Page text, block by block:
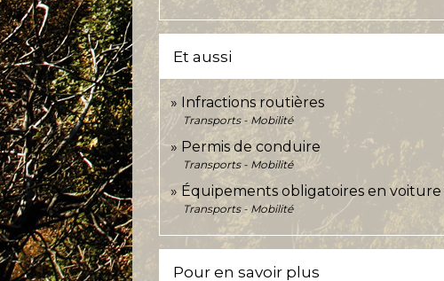
Et aussi
Infractions routières
Transports - Mobilité
Permis de conduire
Transports - Mobilité
Équipements obligatoires en
Transports - Mobilité
Pour en savoir plus